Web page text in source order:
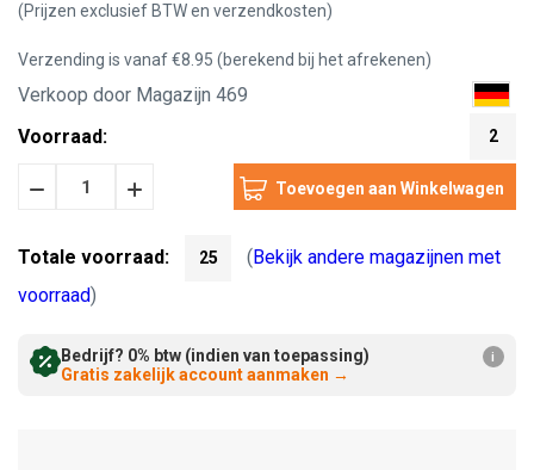
(Prijzen exclusief BTW en verzendkosten)
Verzending is vanaf €8.95 (berekend bij het afrekenen)
Verkoop door Magazijn 469
Voorraad:
2
HoeveelheidHoeveelheid
Totale voorraad: 25 ( Bekijk andere magazijnen met
voorraad)
Bedrijf? 0% btw (indien van toepassing)
Gratis zakelijk account aanmaken →
i